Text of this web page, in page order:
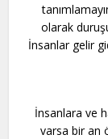
olarak
İnsanlar gelir
İnsanlara ve
varsa bir an